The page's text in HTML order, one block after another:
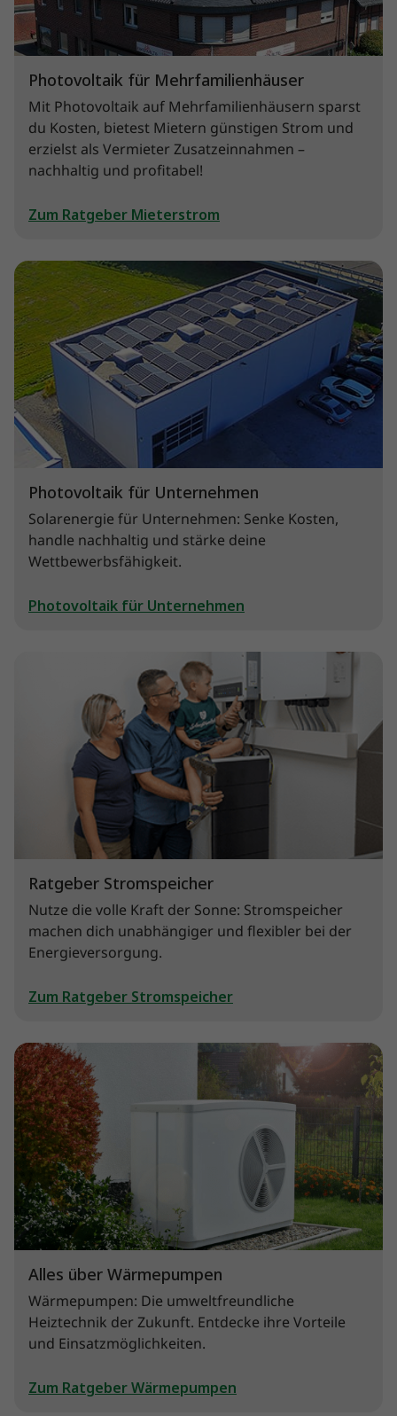
Photovoltaik für Mehrfamilienhäuser
Mit Photovoltaik auf Mehrfamilienhäusern sparst
du Kosten, bietest Mietern günstigen Strom und
erzielst als Vermieter Zusatzeinnahmen –
nachhaltig und profitabel!
Zum Ratgeber Mieterstrom
Photovoltaik für Unternehmen
Solarenergie für Unternehmen: Senke Kosten,
handle nachhaltig und stärke deine
Wettbewerbsfähigkeit.
Photovoltaik für Unternehmen
Ratgeber Stromspeicher
Nutze die volle Kraft der Sonne: Stromspeicher
machen dich unabhängiger und flexibler bei der
Energieversorgung.
Zum Ratgeber Stromspeicher
Alles über Wärmepumpen
Wärmepumpen: Die umweltfreundliche
Heiztechnik der Zukunft. Entdecke ihre Vorteile
und Einsatzmöglichkeiten.
Zum Ratgeber Wärmepumpen